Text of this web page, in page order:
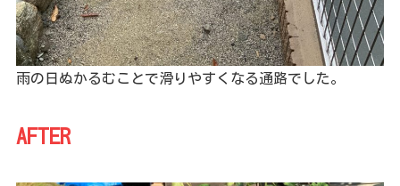
雨の日ぬかるむことで滑りやすくなる通路でした。
AFTER